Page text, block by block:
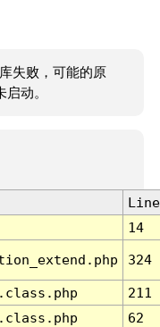
失败，可能的原
动。
Line
14
324
211
62